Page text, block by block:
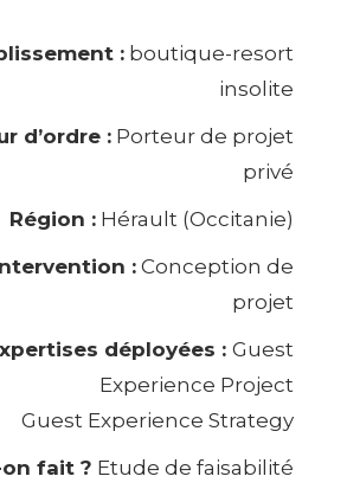
: boutique-resort
insolite
d’ordre : Porteur de projet
privé
Région : Hérault (Occitanie)
: Conception de
projet
déployées :Guest
Experience Project
Guest Experience Strategy
on fait ? Etude de faisabilité